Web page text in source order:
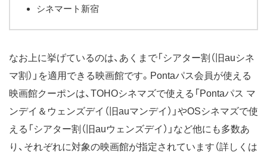
シネマート新宿
なお上に挙げているのは、あくまで「シアター割（旧auシネ
マ割）」を適用できる映画館です。Pontaパス会員が使える
映画館クーポンは、TOHOシネマズで使える「Pontaパス マ
ンデイ＆ウェンズデイ（旧auマンデイ）」やOSシネマズで使
える「シアター割（旧auウェンズデイ）」など他にも多数あ
り、それぞれに対象の映画館が指定されています（詳しくは